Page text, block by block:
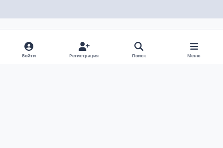
Войти Регистрация Поиск Меню